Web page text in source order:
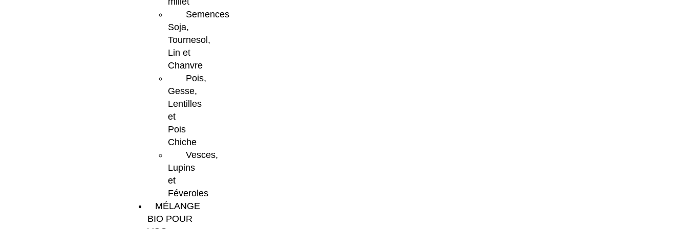
Semences
Soja,
Tournesol,
Lin et
Chanvre
Pois,
Gesse,
Lentilles
et
Pois
Chiche
Vesces,
Lupins
et
Féveroles
MÉLANGE
BIO POUR